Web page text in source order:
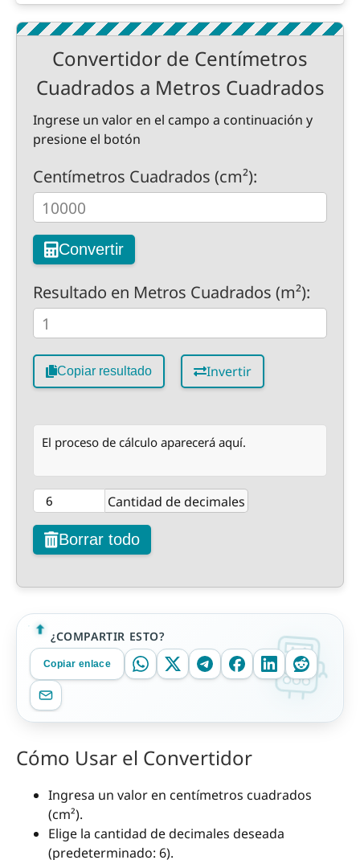
Convertidor de Centímetros
Cuadrados a Metros Cuadrados
Ingrese un valor en el campo a continuación y
presione el botón
Centímetros Cuadrados (cm²):
Convertir
Resultado en Metros Cuadrados (m²):
Copiar resultado Invertir
El proceso de cálculo aparecerá aquí.
Cantidad de decimales
Borrar todo
¿COMPARTIR ESTO?
Copiar enlace
Cómo Usar el Convertidor
Ingresa un valor en centímetros cuadrados
(cm²).
Elige la cantidad de decimales deseada
(predeterminado: 6).